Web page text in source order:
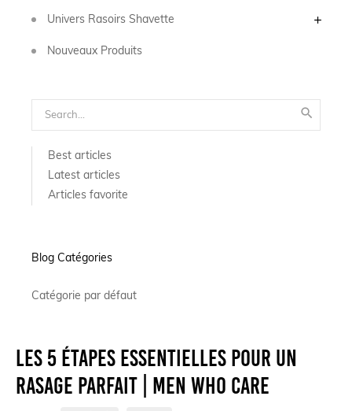
Univers Rasoirs Shavette
Nouveaux Produits

Best articles
Latest articles
Articles favorite
Blog Catégories
Catégorie par défaut
Les 5 étapes essentielles pour un
rasage parfait | Men Who Care